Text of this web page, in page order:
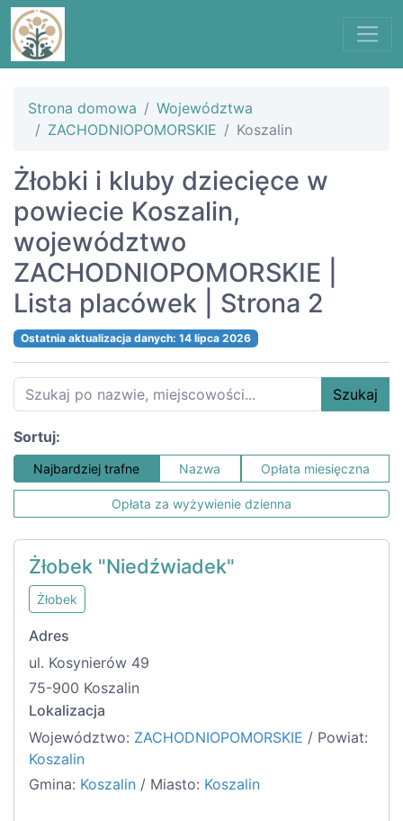
Strona domowa
Województwa
ZACHODNIOPOMORSKIE
Koszalin
Żłobki i kluby dziecięce w
powiecie Koszalin,
województwo
ZACHODNIOPOMORSKIE |
Lista placówek | Strona 2
Ostatnia aktualizacja danych: 14 lipca 2026
Szukaj
Sortuj:
Najbardziej trafne Nazwa Opłata miesięczna
Opłata za wyżywienie dzienna
Żłobek "Niedźwiadek"
Żłobek
Adres
ul. Kosynierów 49
75-900 Koszalin
Lokalizacja
Województwo: ZACHODNIOPOMORSKIE / Powiat:
Koszalin
Gmina: Koszalin / Miasto: Koszalin